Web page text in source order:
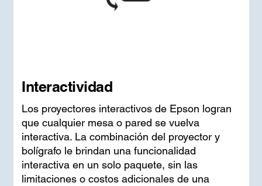
Interactividad
Los proyectores interactivos de Epson logran
que cualquier mesa o pared se vuelva
interactiva. La combinación del proyector y
bolígrafo le brindan una funcionalidad
interactiva en un solo paquete, sin las
limitaciones o costos adicionales de una